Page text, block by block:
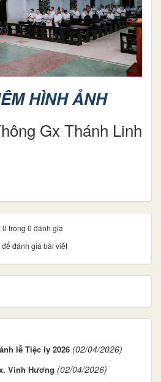
HÌNH ẢNH
Gx Thánh Linh
trong 0 đánh giá
đánh giá bài viết
lễ Tiệc ly 2026 (02/04/2026)
Vinh Hương (02/04/2026)